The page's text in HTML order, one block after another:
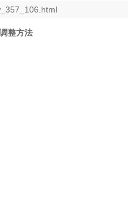
整方法